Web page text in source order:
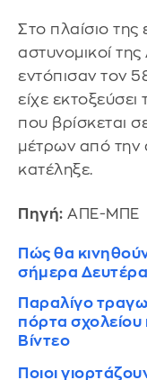
Στο πλαίσιο
αστυνομικοί
εντόπισαν τον
είχε
που βρίσκεται
μέτρων από την
κατέληξε.
Πηγή: ΑΠΕ-ΜΠΕ
Πώς θα
σήμερα
Παραλίγο
πόρτα
Βίντεο
Ποιοι